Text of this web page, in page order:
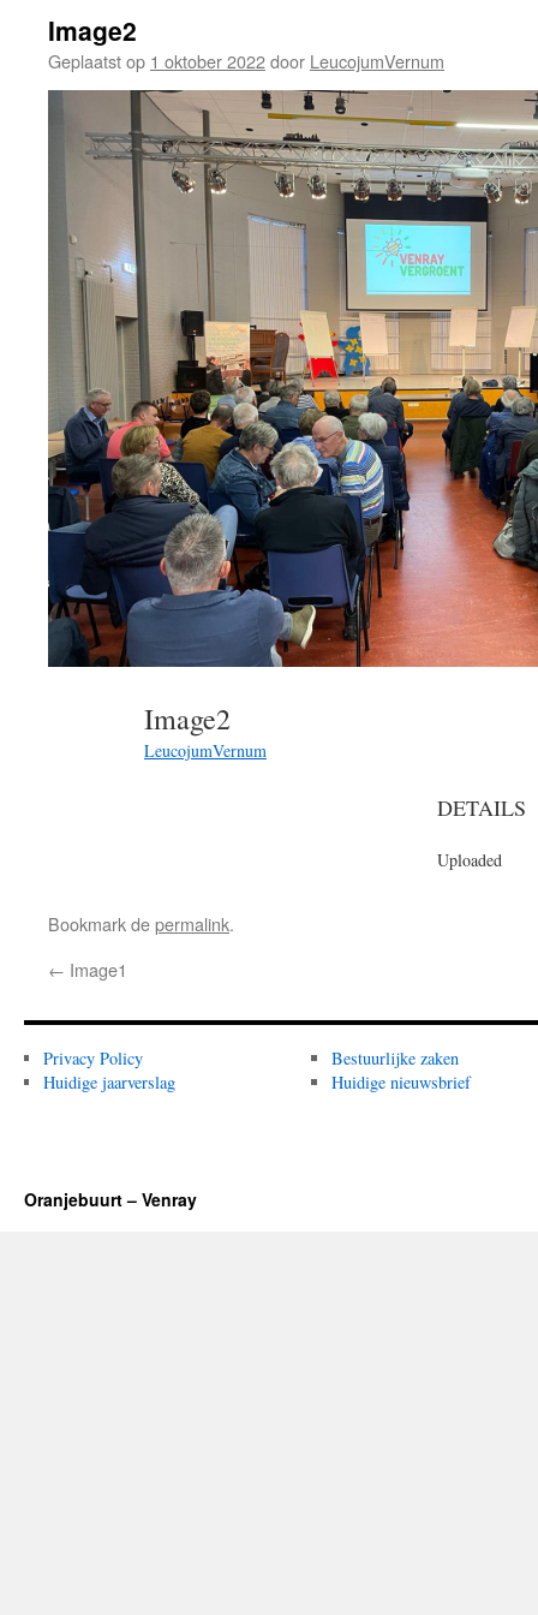
Image2
Geplaatst op 1 oktober 2022door LeucojumVernum
Image2
LeucojumVernum
DETAILS
Uploaded
Bookmark depermalink.
← Image1
Privacy Policy
Huidige jaarverslag
Bestuurlijke zaken
Huidige nieuwsbrief
Oranjebuurt – Venray